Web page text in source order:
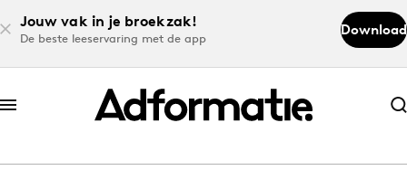
Jouw vak in je broekzak!
De beste leeservaring met de app
Download
Abonneer nu
Abonneer nu